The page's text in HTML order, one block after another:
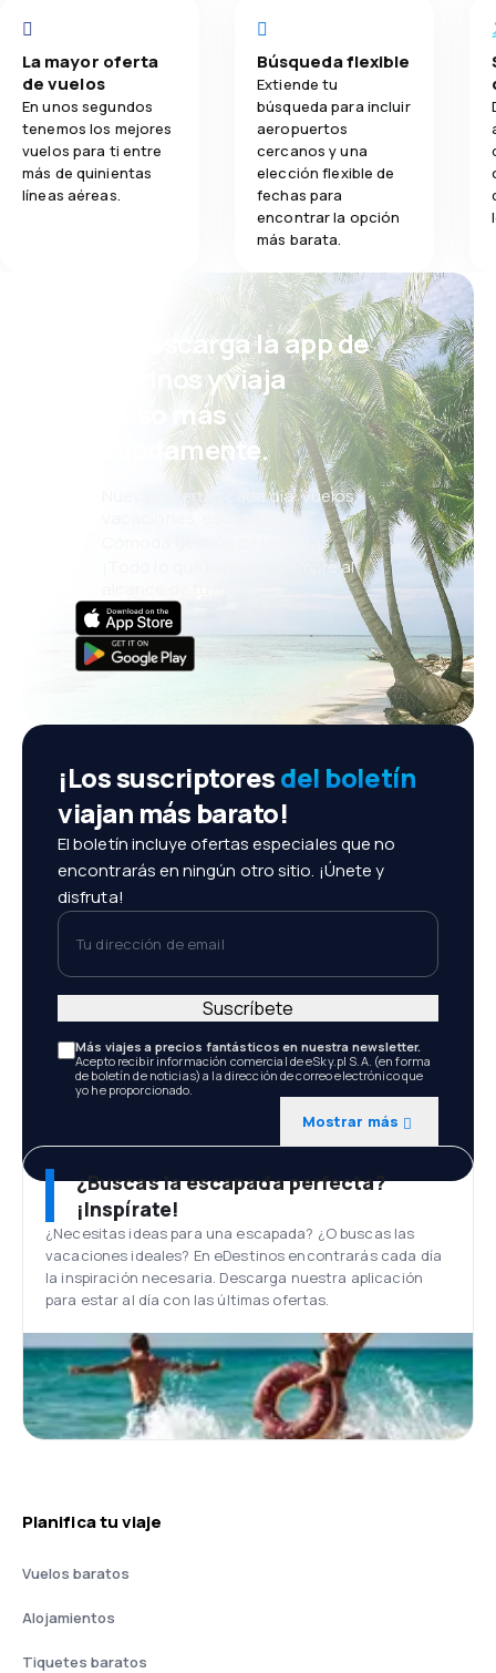
La mayor oferta
de vuelos
En unos segundos
tenemos los mejores
vuelos para ti entre
más de quinientas
líneas aéreas.
Búsqueda flexible
Extiende tu
búsqueda para incluir
aeropuertos
cercanos y una
elección flexible de
fechas para
encontrar la opción
más barata.
¡Eh! Descarga la app de
eDestinos y viaja
incluso más
cómodamente.
Nuevas ofertas cada día: vuelos,
vacaciones, escapadas
Cómoda gestión de reservas
¡Todo lo que importa, siempre al
¡Los suscriptoresdel boletín
viajan más barato!
El boletín incluye ofertas especiales que no
encontrarás en ningún otro sitio. ¡Únete y
disfruta!
Tu dirección de email
Más viajes a precios fantásticos en nuestra newsletter.
Acepto recibir información comercial de eSky.pl S.A. (en forma
de boletín de noticias) a la dirección de correo electrónico que
yo he proporcionado.
Mostrar más
Suscríbete
¿Buscas la escapada perfecta?
¡Inspírate!
¿Necesitas ideas para una escapada? ¿O buscas las
vacaciones ideales? En eDestinos encontrarás cada día
la inspiración necesaria. Descarga nuestra aplicación
para estar al día con las últimas ofertas.
Planifica tu viaje
Vuelos baratos
Alojamientos
Tiquetes baratos